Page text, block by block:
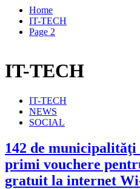
Home
IT-TECH
Page 2
IT-TECH
IT-TECH
NEWS
SOCIAL
142 de
primi vouchere
gratuit la internet